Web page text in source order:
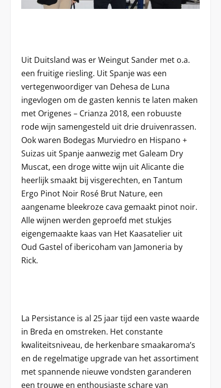
Uit Duitsland was er Weingut Sander met o.a.
een fruitige riesling. Uit Spanje was een
vertegenwoordiger van Dehesa de Luna
ingevlogen om de gasten kennis te laten maken
met Origenes – Crianza 2018, een robuuste
rode wijn samengesteld uit drie druivenrassen.
Ook waren Bodegas Murviedro en Hispano +
Suizas uit Spanje aanwezig met Galeam Dry
Muscat, een droge witte wijn uit Alicante die
heerlijk smaakt bij visgerechten, en Tantum
Ergo Pinot Noir Rosé Brut Nature, een
aangename bleekroze cava gemaakt pinot noir.
Alle wijnen werden geproefd met stukjes
eigengemaakte kaas van Het Kaasatelier uit
Oud Gastel of ibericoham van Jamoneria by
Rick.
La Persistance is al 25 jaar tijd een vaste waarde
in Breda en omstreken. Het constante
kwaliteitsniveau, de herkenbare smaakaroma’s
en de regelmatige upgrade van het assortiment
met spannende nieuwe vondsten garanderen
een trouwe en enthousiaste schare van